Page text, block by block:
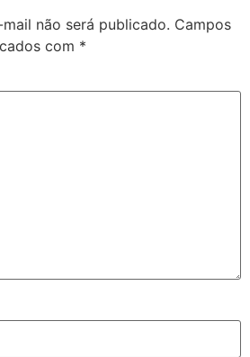
não será publicado. Campos
com *